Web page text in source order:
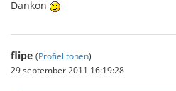
Dankon
flipe (Profiel tonen)
29 september 2011 16:19:28